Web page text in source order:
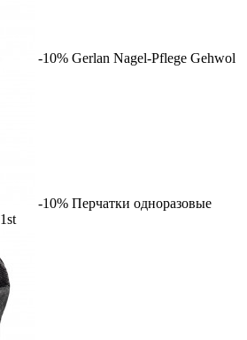
-10% Gerlan Nagel-Pflege Gehwol
-10% Перчатки одноразовые
1st